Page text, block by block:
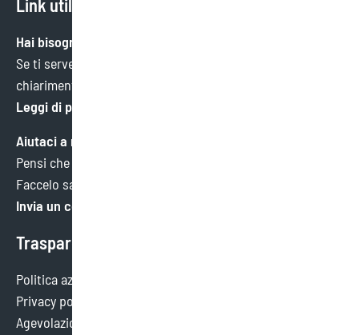
Link utili
Hai bisogno di aiuto?
Se ti serve un’informazione specifica o hai bisogno di
chiarimenti, ci trovi qui.
Leggi di più
Aiutaci a migliorare
Pensi che potremmo fare meglio in qualche ambito?
Faccelo sapere. Faremo tesoro di ogni consiglio.
Invia un commento
Trasparenza
Politica aziendale
Privacy policy
Agevolazioni ottenute